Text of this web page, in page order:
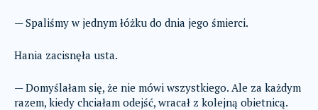
— Spaliśmy w jednym łóżku do dnia jego śmierci.
Hania zacisnęła usta.
— Domyślałam się, że nie mówi wszystkiego. Ale za każdym
razem, kiedy chciałam odejść, wracał z kolejną obietnicą.